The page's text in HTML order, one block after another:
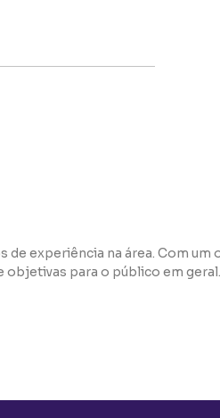
experiência na área. Com
para o público em geral.